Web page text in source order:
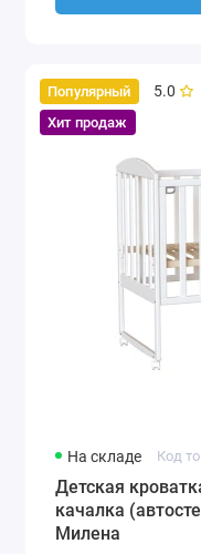
Популярный
Хит продаж
5.0
На складе Код
Детская
качалка
Милена